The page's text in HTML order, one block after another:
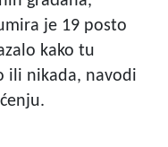
je 19 posto
kako tu
ili nikada, navodi